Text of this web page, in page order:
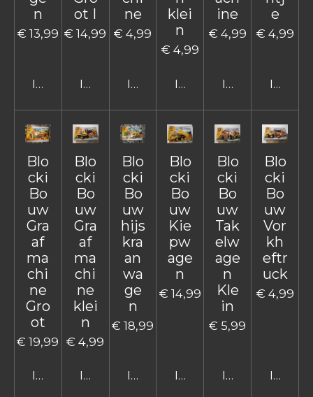
n
€ 13,99
In winkelwagen
ot I
€ 14,99
In winkelwagen
ne
€ 4,99
In winkelwagen
klei
n
€ 4,99
In winkelwagen
ine
€ 4,99
In
e
€ 4,99
In
Blo
cki
Bo
uw
Gra
af
ma
chi
ne
Gro
ot
€ 19,99
In winkelwagen
Blo
cki
Bo
uw
Gra
af
ma
chi
ne
klei
n
€ 4,99
In winkelwagen
Blo
cki
Bo
uw
hijs
kra
an
wa
ge
n
€ 18,99
In winkelwagen
Blo
cki
Bo
uw
Kie
pw
age
n
€ 14,99
In winkelwagen
Blo
cki
Bo
uw
Tak
elw
age
n
Kle
in
€ 5,99
In
Blo
cki
Bo
uw
Vor
kh
eftr
uck
€ 4,99
In